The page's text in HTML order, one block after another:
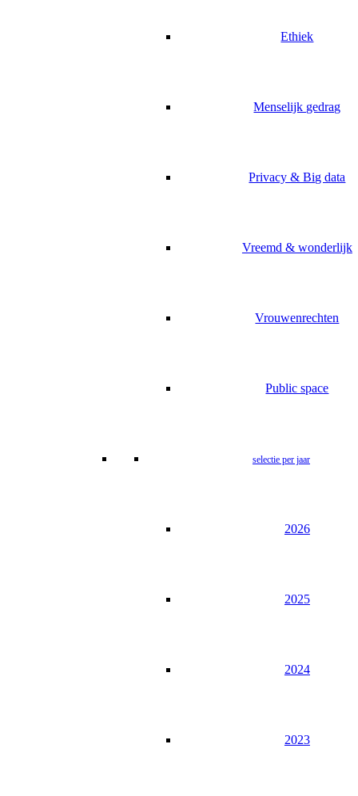
Ethiek
Menselijk gedrag
Privacy & Big data
Vreemd & wonderlijk
Vrouwenrechten
Public space
selectie per jaar
2026
2025
2024
2023